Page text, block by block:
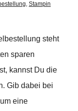
, Stampin
steht
sparen
kannst Du die
Gib dabei bei
eine